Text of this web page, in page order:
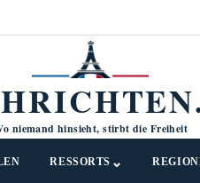
niemand hinsieht, stirbt die Freiheit
RESSORTS ⌄